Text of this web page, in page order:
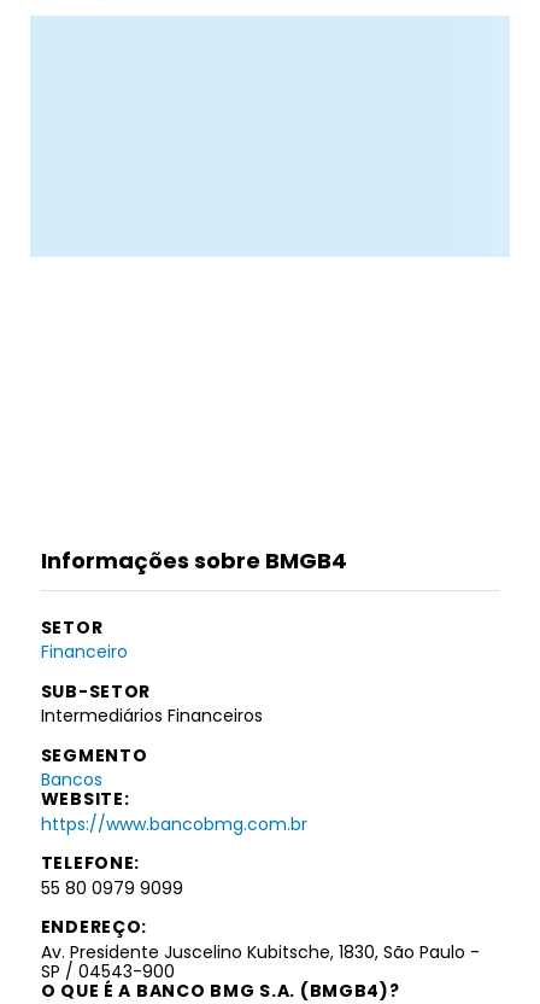
Informações sobre BMGB4
SETOR
Financeiro
SUB-SETOR
Intermediários Financeiros
SEGMENTO
Bancos
WEBSITE:
https://www.bancobmg.com.br
TELEFONE:
55 80 0979 9099
ENDEREÇO:
Av. Presidente Juscelino Kubitsche, 1830, São Paulo -
SP / 04543-900
O QUE É A BANCO BMG S.A. (BMGB4)?